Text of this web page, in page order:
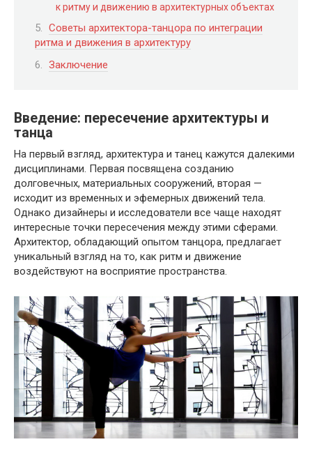
к ритму и движению в архитектурных объектах
Советы архитектора-танцора по интеграции
ритма и движения в архитектуру
Заключение
Введение: пересечение архитектуры и
танца
На первый взгляд, архитектура и танец кажутся далекими
дисциплинами. Первая посвящена созданию
долговечных, материальных сооружений, вторая —
исходит из временных и эфемерных движений тела.
Однако дизайнеры и исследователи все чаще находят
интересные точки пересечения между этими сферами.
Архитектор, обладающий опытом танцора, предлагает
уникальный взгляд на то, как ритм и движение
воздействуют на восприятие пространства.